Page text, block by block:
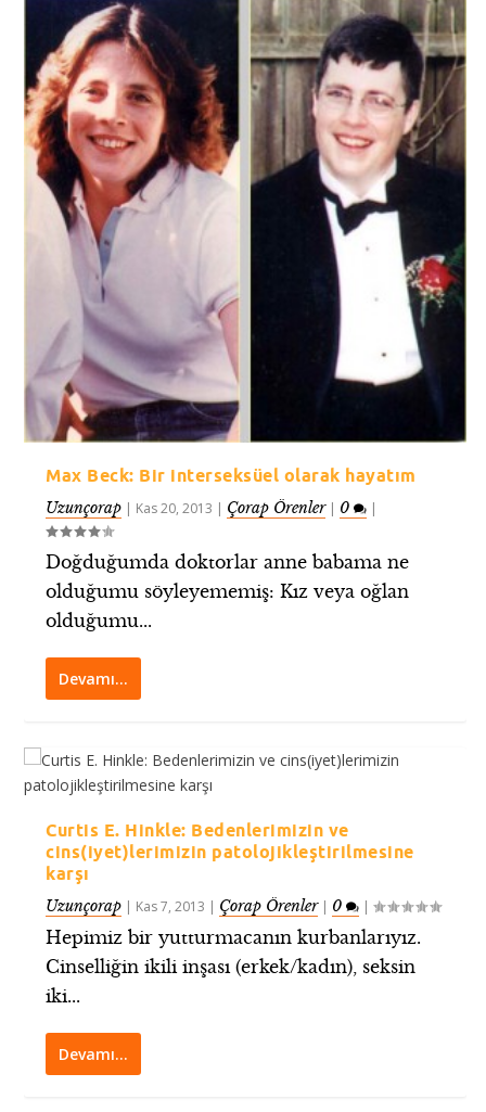
Max Beck: Bir interseksüel olarak hayatım
Uzunçorap | Kas 20, 2013 | Çorap Örenler| 0 |
Doğduğumda doktorlar anne babama ne
olduğumu söyleyememiş: Kız veya oğlan
olduğumu...
Devamı…
Curtis E. Hinkle: Bedenlerimizin ve
cins(iyet)lerimizin patolojikleştirilmesine
karşı
Uzunçorap | Kas 7, 2013 | Çorap Örenler| 0 |
Hepimiz bir yutturmacanın kurbanlarıyız.
Cinselliğin ikili inşası (erkek/kadın), seksin
iki...
Devamı…